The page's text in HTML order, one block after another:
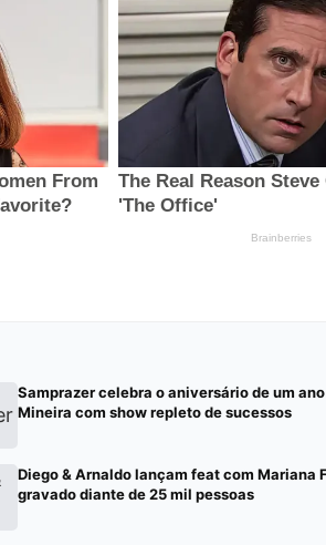
Samprazer celebra o aniversário de um
Mineira com show repleto de sucessos
Diego & Arnaldo lançam feat com Mariana
gravado diante de 25 mil pessoas